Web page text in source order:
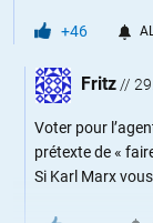
+46
Fritz //
Voter pour
prétexte de «
Si Karl Marx